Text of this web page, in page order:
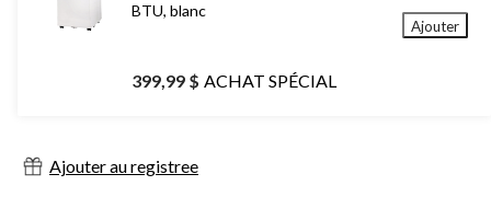
BTU, blanc
399,99 $ ACHAT SPÉCIAL
Ajouter
Ajouter au registree